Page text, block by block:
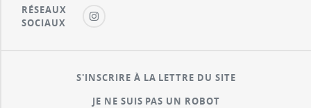
RÉSEAUX
SOCIAUX
S'INSCRIRE À LA LETTRE DU SITE
JE NE SUIS PAS UN ROBOT